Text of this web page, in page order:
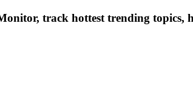
track hottest trending topics,